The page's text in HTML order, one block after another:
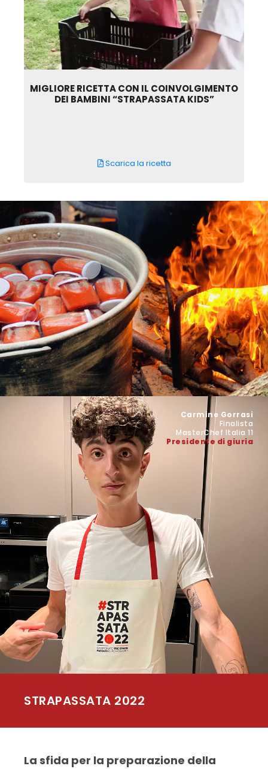
MIGLIORE RICETTA CON IL COINVOLGIMENTO
DEI BAMBINI “STRAPASSATA KIDS”
Scarica la ricetta
Carmine Gorrasi
Finalista
MasterChef Italia 11
Presidente di giuria
STRAPASSATA 2022
La sfida per la preparazione della